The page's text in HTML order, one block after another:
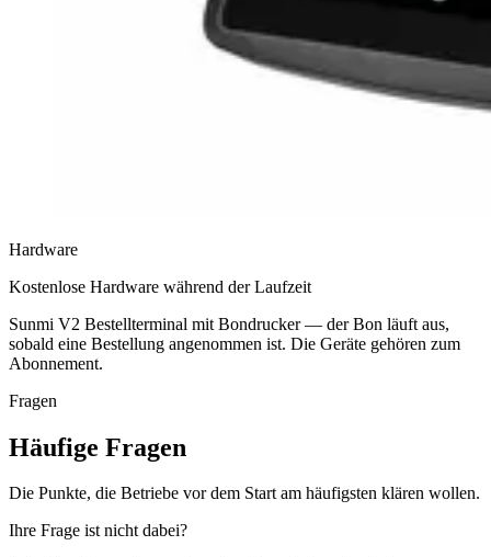
Hardware
Kostenlose Hardware während der Laufzeit
Sunmi V2 Bestellterminal mit Bondrucker — der Bon läuft aus,
sobald eine Bestellung angenommen ist. Die Geräte gehören zum
Abonnement.
Fragen
Häufige Fragen
Die Punkte, die Betriebe vor dem Start am häufigsten klären wollen.
Ihre Frage ist nicht dabei?